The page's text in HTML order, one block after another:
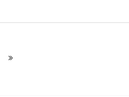
Page suivante